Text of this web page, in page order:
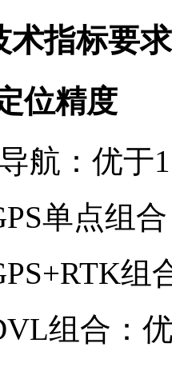
术指标要求
位精度
航：优于
单点组
组
组合：